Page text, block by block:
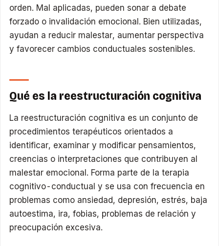
orden. Mal aplicadas, pueden sonar a debate
forzado o invalidación emocional. Bien utilizadas,
ayudan a reducir malestar, aumentar perspectiva
y favorecer cambios conductuales sostenibles.
Qué es la reestructuración cognitiva
La reestructuración cognitiva es un conjunto de
procedimientos terapéuticos orientados a
identificar, examinar y modificar pensamientos,
creencias o interpretaciones que contribuyen al
malestar emocional. Forma parte de la terapia
cognitivo-conductual y se usa con frecuencia en
problemas como ansiedad, depresión, estrés, baja
autoestima, ira, fobias, problemas de relación y
preocupación excesiva.